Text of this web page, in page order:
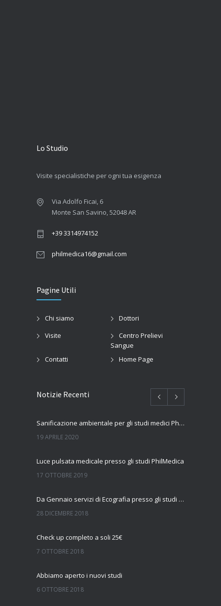
Lo Studio
Visite specialistiche per ogni tua esigenza
Via Adolfo Ficai, 6
Monte San Savino, 52048 AR
+39 3314974152
philmedica16@gmail.com
Pagine Utili
Chi siamo
Dottori
Visite
Centro Prelievi
Sangue
Contatti
Home Page
Notizie Recenti
Sanificazione ambientale per gli studi medici PhilMedica
19 APRILE 2020
Luce pulsata medicale presso gli studi PhilMedica
17 OTTOBRE 2019
Da Gennaio servizi di Ecografia presso gli studi Philmedica
28 DICEMBRE 2018
Check up completo a soli 25€
7 OTTOBRE 2018
Abbiamo aperto i nuovi studi
6 OTTOBRE 2018